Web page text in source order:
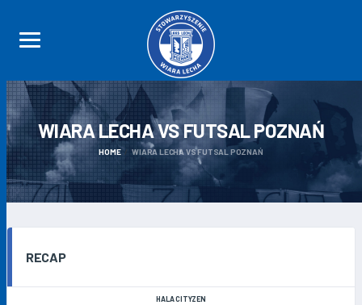
WIARA LECHA VS FUTSALPOZNAŃ
HOME WIARA LECHA VS FUTSAL POZNAŃ
RECAP
HALA CITYZEN